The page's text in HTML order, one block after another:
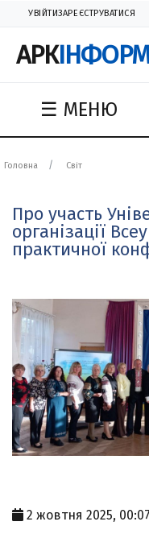
УВІЙТИЗАРЕЄСТРУВАТИСЯ
АРК
☰ МЕНЮ
Головна Світ
Про участь
організації
практичної
2 жовтня 2025, 00:07